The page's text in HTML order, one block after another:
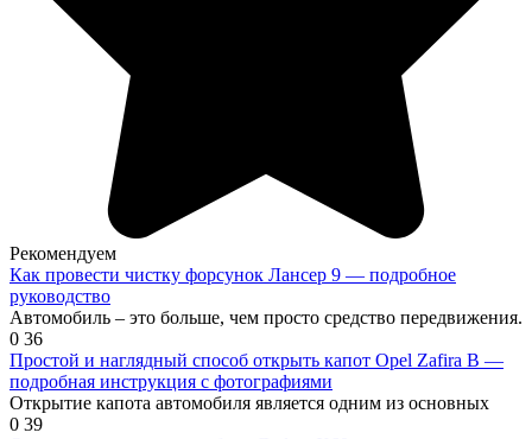
Рекомендуем
Как провести чистку форсунок Лансер 9 — подробное
руководство
Автомобиль – это больше, чем просто средство передвижения.
0 36
Простой и наглядный способ открыть капот Opel Zafira B —
подробная инструкция с фотографиями
Открытие капота автомобиля является одним из основных
0 39